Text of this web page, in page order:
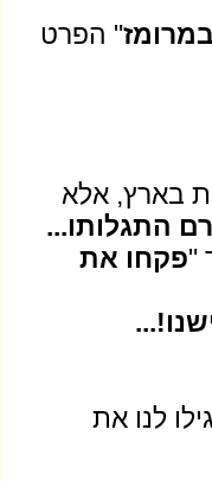
" הפרט
בארץ, אלא
התגלותו...
"פקחו את
לנו את